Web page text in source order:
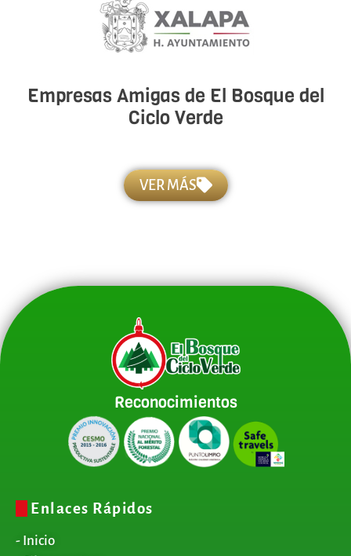
Empresas Amigas de El Bosque del
Ciclo Verde
VER MÁS
Reconocimientos
Enlaces Rápidos
- Inicio